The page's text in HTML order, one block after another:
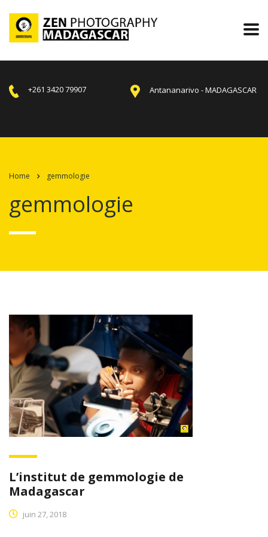
+261 3420 79907 Antananarivo - MADAGASCAR
Home gemmologie
gemmologie
L’institut de gemmologie de
Madagascar
juin 27, 2018